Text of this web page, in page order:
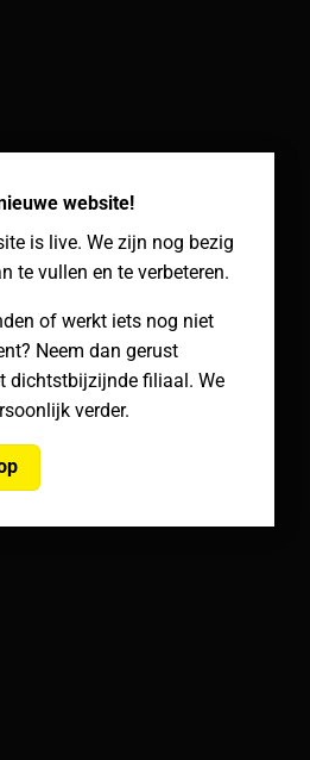
website!
is live. We zijn nog bezig
te vullen en te verbeteren.
of werkt iets nog niet
Neem dan gerust
dichtstbijzijnde filiaal. We
verder.